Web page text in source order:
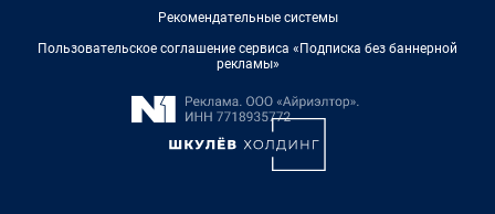
Рекомендательные системы
Пользовательское соглашение сервиса «Подписка без баннерной
рекламы»